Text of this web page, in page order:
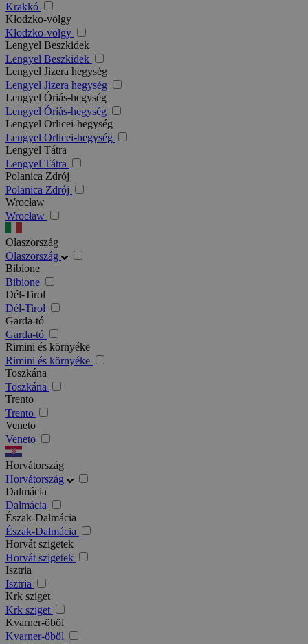
Krakkó
Kłodzko-völgy
Kłodzko-völgy
Lengyel Beszkidek
Lengyel Beszkidek
Lengyel Jizera hegység
Lengyel Jizera hegység
Lengyel Óriás-hegység
Lengyel Óriás-hegység
Lengyel Orlicei-hegység
Lengyel Orlicei-hegység
Lengyel Tátra
Lengyel Tátra
Polanica Zdrój
Polanica Zdrój
Wrocław
Wrocław
Olaszország
Olaszország
Bibione
Bibione
Dél-Tirol
Dél-Tirol
Garda-tó
Garda-tó
Rimini és környéke
Rimini és környéke
Toszkána
Toszkána
Trento
Trento
Veneto
Veneto
Horvátország
Horvátország
Dalmácia
Dalmácia
Észak-Dalmácia
Észak-Dalmácia
Horvát szigetek
Horvát szigetek
Isztria
Isztria
Krk sziget
Krk sziget
Kvarner-öböl
Kvarner-öböl